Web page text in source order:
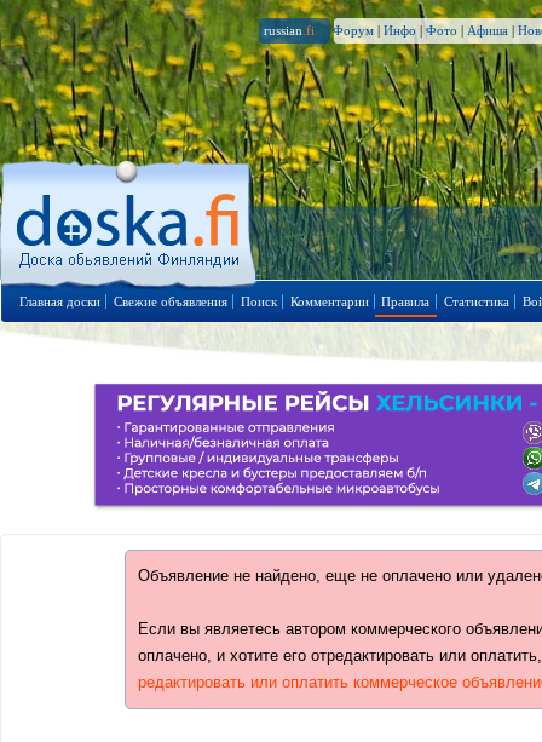
russian .fi Форум | Инфо | Фото | Афиша |
Главная доски Свежие объявления Поиск Комментарии Правила Статистика
Объявление не найдено, еще не оплачено или
Если вы являетесь автором коммерческого
оплачено, и хотите его отредактировать или
редактировать или оплатить коммерческое